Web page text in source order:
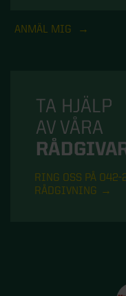
ANMÄL MIG
TA HJÄLP
AV VÅRA
RING OSS PÅ 042-
RÅDGIVNING